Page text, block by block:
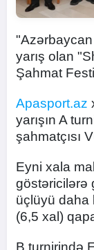
yarış olan
Şahmat
Apasport.az
yarışın A
şahmatçısı
Eyni xala
göstəricilərə
üçlüyü daha
(6,5 xal)
B turnirində